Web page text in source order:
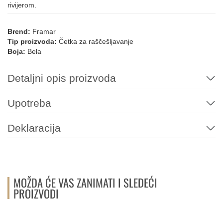
rivijerom.
Brend: Framar
Tip proizvoda: Četka za raščešljavanje
Boja: Bela
Detaljni opis proizvoda
Upotreba
Deklaracija
MOŽDA ĆE VAS ZANIMATI I SLEDEĆI
PROIZVODI